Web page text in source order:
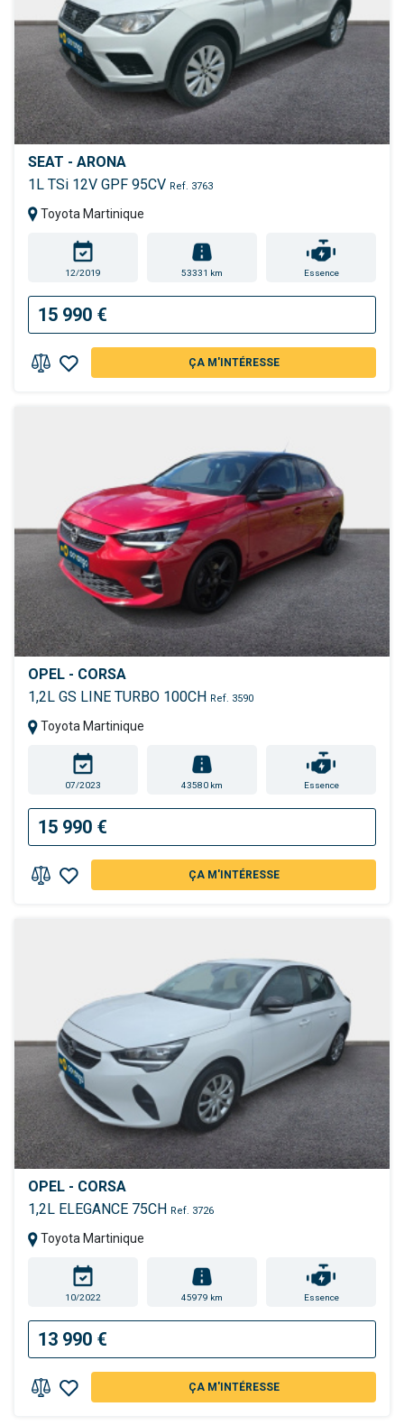
SEAT - ARONA
1L TSi 12V GPF 95CV Ref. 3763
Toyota Martinique
12/2019 53331 km Essence
15 990 €
ÇA M'INTÉRESSE
OPEL - CORSA
1,2L GS LINE TURBO 100CH Ref. 3590
Toyota Martinique
07/2023 43580 km Essence
15 990 €
ÇA M'INTÉRESSE
OPEL - CORSA
1,2L ELEGANCE 75CH
Ref. 3726
Toyota Martinique
10/2022 45979 km Essence
13 990 €
ÇA M'INTÉRESSE